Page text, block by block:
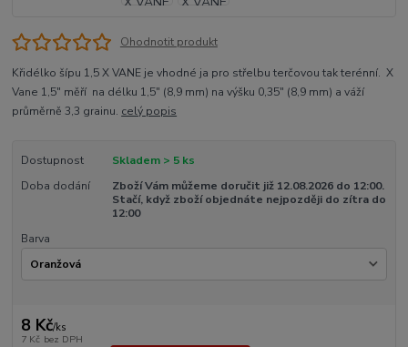
Ohodnotit produkt
Křidélko šípu 1,5 X VANE je vhodné ja pro střelbu terčovou tak terénní. X
Vane 1,5" měří na délku 1,5" (8,9 mm) na výšku 0,35" (8,9 mm) a váží
průměrně 3,3 grainu. celý popis
Dostupnost
Skladem > 5 ks
Doba dodání
Zboží Vám můžeme doručit již 12.08.2026 do 12:00.
Stačí, když zboží objednáte nejpozději do zítra do
12:00
Barva
8 Kč/ks
7 Kč bez DPH